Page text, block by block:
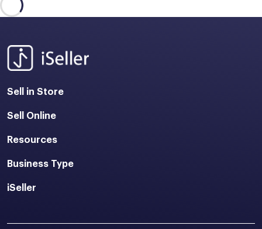
Sell in Store
Sell Online
Resources
Business Type
iSeller